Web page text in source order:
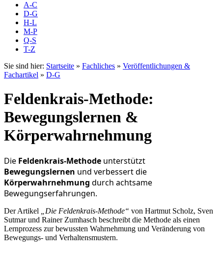
A-C
D-G
H-L
M-P
Q-S
T-Z
Sie sind hier: Startseite » Fachliches » Veröffentlichungen &
Fachartikel » D-G
Feldenkrais-Methode:
Bewegungslernen &
Körperwahrnehmung
Die Feldenkrais-Methode unterstützt
Bewegungslernen und verbessert die
Körperwahrnehmung durch achtsame
Bewegungserfahrungen.
Der Artikel „Die Feldenkrais-Methode“ von Hartmut Scholz, Sven
Sutmar und Rainer Zumhasch beschreibt die Methode als einen
Lernprozess zur bewussten Wahrnehmung und Veränderung von
Bewegungs- und Verhaltensmustern.